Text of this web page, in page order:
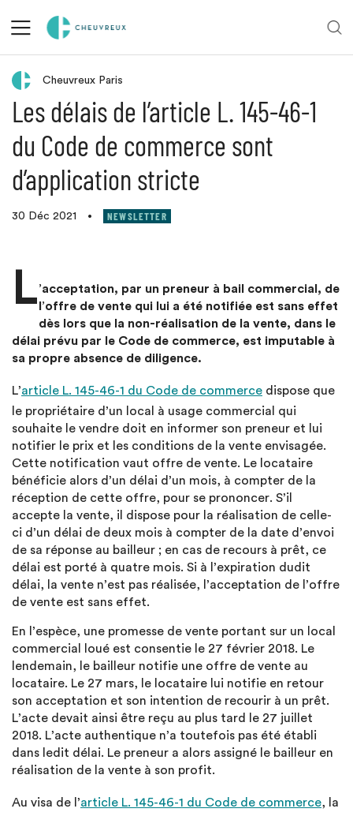
Retour aux actualités
Cheuvreux Paris
Les délais de l’article L. 145-46-1
du Code de commerce sont
d’application stricte
30 Déc 2021 • NEWSLETTER
L’acceptation, par un preneur à bail commercial, de
l’offre de vente qui lui a été notifiée est sans effet
dès lors que la non-réalisation de la vente, dans le
délai prévu par le Code de commerce, est imputable à
sa propre absence de diligence.
L’article L. 145-46-1 du Code de commerce dispose que
le propriétaire d’un local à usage commercial qui
souhaite le vendre doit en informer son preneur et lui
notifier le prix et les conditions de la vente envisagée.
Cette notification vaut offre de vente. Le locataire
bénéficie alors d’un délai d’un mois, à compter de la
réception de cette offre, pour se prononcer. S’il
accepte la vente, il dispose pour la réalisation de celle-
ci d’un délai de deux mois à compter de la date d’envoi
de sa réponse au bailleur ; en cas de recours à prêt, ce
délai est porté à quatre mois. Si à l’expiration dudit
délai, la vente n’est pas réalisée, l’acceptation de l’offre
de vente est sans effet.
En l’espèce, une promesse de vente portant sur un local
commercial loué est consentie le 27 février 2018. Le
lendemain, le bailleur notifie une offre de vente au
locataire. Le 27 mars, le locataire lui notifie en retour
son acceptation et son intention de recourir à un prêt.
L’acte devait ainsi être reçu au plus tard le 27 juillet
2018. L’acte authentique n’a toutefois pas été établi
dans ledit délai. Le preneur a alors assigné le bailleur en
réalisation de la vente à son profit.
Au visa de l’article L. 145-46-1 du Code de commerce, la